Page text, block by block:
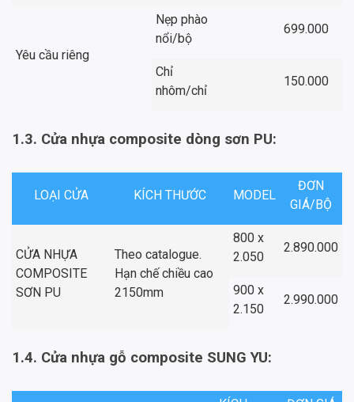
Yêu cầu riêng
Nẹp phào
nổi/bộ
699.000
Chỉ
nhôm/chỉ
150.000
1.3. Cửa nhựa composite dòng sơn PU:
LOẠI CỬA KÍCH THƯỚC MODEL
ĐƠN
GIÁ/BỘ
CỬA NHỰA
COMPOSITE
SƠN PU
Theo catalogue.
Hạn chế chiều cao
2150mm
800 x
2.050
2.890.000
900 x
2.150
2.990.000
1.4. Cửa nhựa gỗ composite SUNG YU: